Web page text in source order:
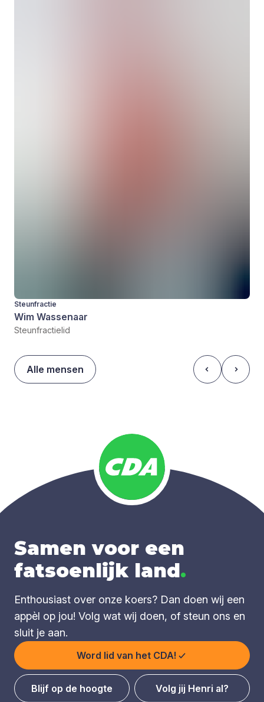
Steunfractie
Wim Wassenaar
Steunfractielid
Alle mensen
Samen voor een
fatsoenlijk land.
Enthousiast over onze koers? Dan doen wij een
appèl op jou! Volg wat wij doen, of steun ons en
sluit je aan.
Word lid van het CDA!
Blijf op de hoogte Volg jij Henri al?